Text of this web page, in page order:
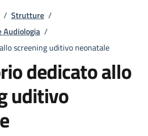
/ Strutture /
Audiologia /
screening uditivo neonatale
dedicato allo
uditivo